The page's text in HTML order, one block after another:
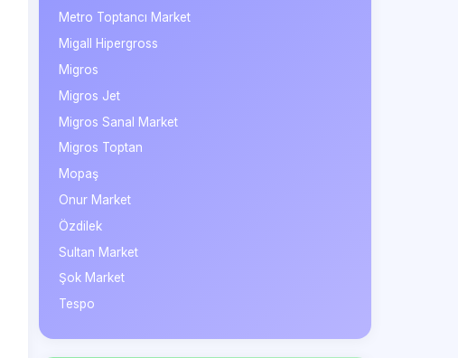
Metro Toptancı Market
Migall Hipergross
Migros
Migros Jet
Migros Sanal Market
Migros Toptan
Mopaş
Onur Market
Özdilek
Sultan Market
Şok Market
Tespo